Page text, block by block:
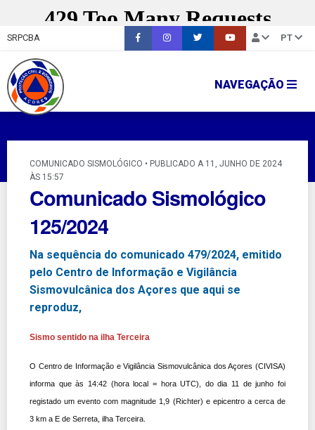
SRPCBA PT
NAVEGAÇÃO
COMUNICADO SISMOLÓGICO • PUBLICADO A 11, JUNHO DE 2024
ÀS 15:57
Comunicado Sismológico
125/2024
Na sequência do comunicado 479/2024, emitido
pelo Centro de Informação e Vigilância
Sismovulcânica dos Açores que aqui se
reproduz,
Sismo sentido na ilha Terceira
O Centro de Informação e Vigilância Sismovulcânica dos Açores (CIVISA)
informa que às 14:42 (hora local = hora UTC), do dia 11 de junho foi
registado um evento com magnitude 1,9 (Richter) e epicentro a cerca de
3 km a E de Serreta, ilha Terceira.